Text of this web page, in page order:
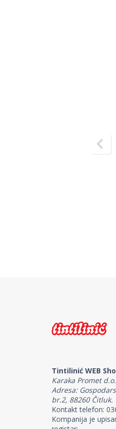
Tintilinić WEB
Karaka Promet
Adresa:
br.2, 88260 Čitluk.
Kontakt telefon:
Kompanija je